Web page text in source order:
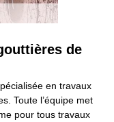
de
en travaux
Toute l’équipe met
pour tous travaux